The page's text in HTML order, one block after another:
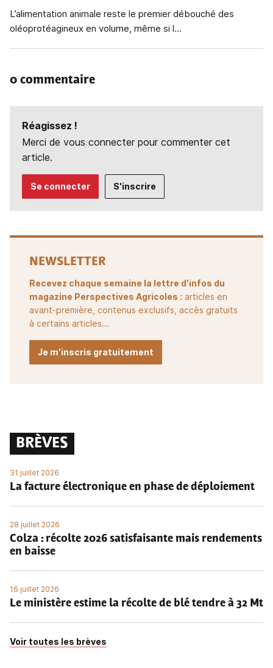
L’alimentation animale reste le premier débouché des
oléoprotéagineux en volume, même si l...
0 commentaire
Réagissez !
Merci de vous connecter pour commenter cet
article.
Se connecter S'inscrire
NEWSLETTER
Recevez chaque semaine la lettre d'infos du
magazine Perspectives Agricoles : articles en
avant-première, contenus exclusifs, accès gratuits
à certains articles...
Je m'inscris gratuitement
BRÈVES
31 juillet 2026
La facture électronique en phase de déploiement
28 juillet 2026
Colza : récolte 2026 satisfaisante mais rendements
en baisse
16 juillet 2026
Le ministère estime la récolte de blé tendre à 32 Mt
Voir toutes les brèves